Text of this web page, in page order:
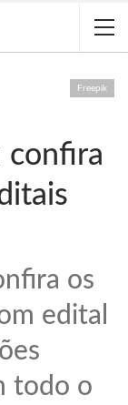
Freepik
confira
os
edital
todo o